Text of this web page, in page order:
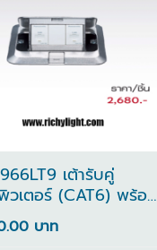
เต้ารับคู่
วเตอร์ (CAT6) พร้อม
ละฝาครอบป้องกัน
บาท